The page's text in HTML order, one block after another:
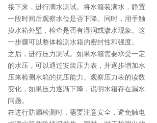
接下来，进行满水测试。将水箱装满水，静置
一段时间后观察水位是否下降。同时，用手触
摸水箱外壁，检查是否有湿润或渗水现象。这
一步骤可以整体检测水箱的密封性和强度。
之后，进行压力测试。如果水箱需要承受一定
的水压，可以通过安装压力表，并逐步增加水
压来检测水箱的抗压能力。观察压力表的读数
变化，如果压力逐渐下降，说明水箱存在漏水
问题。
在进行防漏检测时，需要注意安全，避免触电